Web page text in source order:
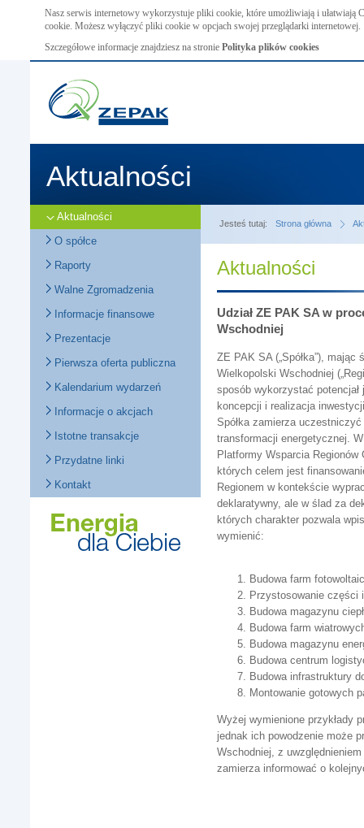
Nasz serwis internetowy wykorzystuje pliki cookie, które umożliwiają i ułatwiają
cookie. Możesz wyłączyć pliki cookie w opcjach swojej przeglądarki internetowej.
Szczegółowe informacje znajdziesz na stronie Polityka plików cookies
Aktualności
Aktualności
O spółce
Raporty
Walne Zgromadzenia
Informacje finansowe
Prezentacje
Pierwsza oferta publiczna
Kalendarium wydarzeń
Informacje o akcjach
Istotne transakcje
Przydatne linki
Kontakt
Jesteś tutaj: Strona główna
Aktualności
Udział ZE PAK SA w
Wschodniej
ZE PAK SA („Spółka”),
Wielkopolski Wschodniej
sposób wykorzystać potencjał
koncepcji i realizacja
Spółka zamierza
transformacji energetycznej.
Platformy Wsparcia Regionów
których celem jest
Regionem w kontekście
deklaratywny, ale w ślad za
których charakter pozwala
wymienić:
Budowa farm
Przystosowanie części
Budowa magazynu
Budowa farm
Budowa magazynu
Budowa centrum
Budowa infrastruktury
Montowanie gotowych
Wyżej wymienione przykłady
jednak ich powodzenie może
Wschodniej, z
zamierza informować o